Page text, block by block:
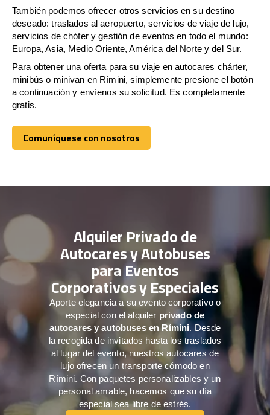
También podemos ofrecer otros servicios en su destino
deseado: traslados al aeropuerto, servicios de viaje de lujo,
servicios de chófer y gestión de eventos en todo el mundo:
Europa, Asia, Medio Oriente, América del Norte y del Sur.
Para obtener una oferta para su viaje en autocares chárter,
minibús o minivan en Rímini, simplemente presione el botón
a continuación y envíenos su solicitud. Es completamente
gratis.
Comuníquese con nosotros
Comuníquese con nosotros
Alquiler Privado de
Autocares y Autobuses
para Eventos
Corporativos y Especiales
Aporte elegancia a su evento corporativo o
especial con el alquiler privado de
autocares y autobuses en Rímini. Desde
la recogida de invitados hasta los traslados
al lugar del evento, nuestros autocares de
lujo ofrecen un transporte cómodo en
Rímini. Con paquetes personalizables y un
personal amable, hacemos que su día
especial sea libre de estrés.